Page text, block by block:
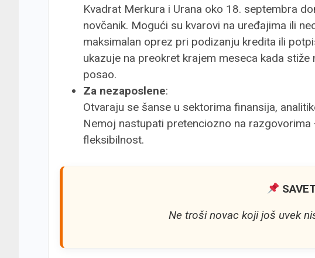
Kvadrat Merkura i Urana oko 18. septembra
novčanik. Mogući su kvarovi na uređajima ili
maksimalan oprez pri podizanju kredita ili
ukazuje na preokret krajem meseca kada
posao.
Za nezaposlene:
Otvaraju se šanse u sektorima finansija,
Nemoj nastupati pretenciozno na
fleksibilnost.
Ne troši novac koji još uvek